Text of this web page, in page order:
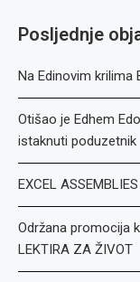
Posljednje
Na Edinovim krilima
Otišao je Edhem
istaknuti poduzetnik
EXCEL
Održana promocija
LEKTIRA ZA ŽIVOT